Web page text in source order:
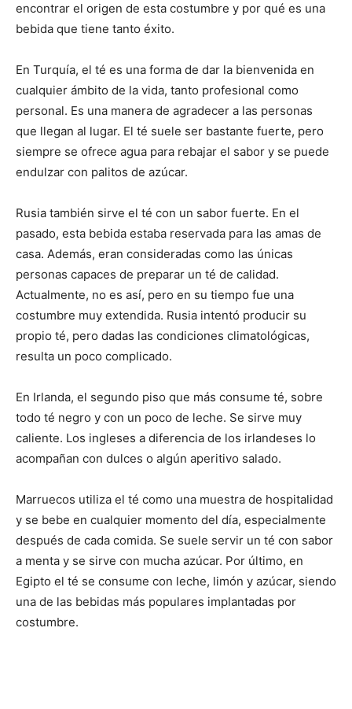
encontrar el origen de esta costumbre y por qué es una
bebida que tiene tanto éxito.
En Turquía, el té es una forma de dar la bienvenida en
cualquier ámbito de la vida, tanto profesional como
personal. Es una manera de agradecer a las personas
que llegan al lugar. El té suele ser bastante fuerte, pero
siempre se ofrece agua para rebajar el sabor y se puede
endulzar con palitos de azúcar.
Rusia también sirve el té con un sabor fuerte. En el
pasado, esta bebida estaba reservada para las amas de
casa. Además, eran consideradas como las únicas
personas capaces de preparar un té de calidad.
Actualmente, no es así, pero en su tiempo fue una
costumbre muy extendida. Rusia intentó producir su
propio té, pero dadas las condiciones climatológicas,
resulta un poco complicado.
En Irlanda, el segundo piso que más consume té, sobre
todo té negro y con un poco de leche. Se sirve muy
caliente. Los ingleses a diferencia de los irlandeses lo
acompañan con dulces o algún aperitivo salado.
Marruecos utiliza el té como una muestra de hospitalidad
y se bebe en cualquier momento del día, especialmente
después de cada comida. Se suele servir un té con sabor
a menta y se sirve con mucha azúcar. Por último, en
Egipto el té se consume con leche, limón y azúcar, siendo
una de las bebidas más populares implantadas por
costumbre.